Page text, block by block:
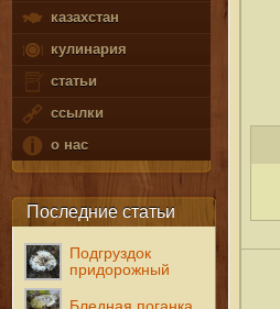
казахстан
кулинария
статьи
ссылки
о нас
Последние статьи
Подгруздок
придорожный